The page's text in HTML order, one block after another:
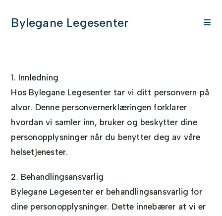
Bylegane Legesenter
1. Innledning
Hos Bylegane Legesenter tar vi ditt personvern på
alvor. Denne personvernerklæringen forklarer
hvordan vi samler inn, bruker og beskytter dine
personopplysninger når du benytter deg av våre
helsetjenester.
2. Behandlingsansvarlig
Bylegane Legesenter er behandlingsansvarlig for
dine personopplysninger. Dette innebærer at vi er